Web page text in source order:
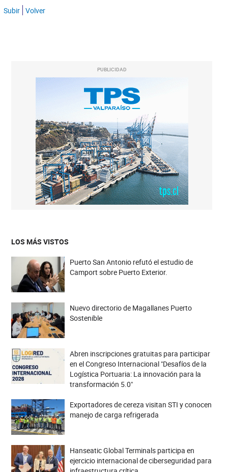
Subir Volver
PUBLICIDAD
LOS MÁS VISTOS
Puerto San Antonio refutó el estudio de
Camport sobre Puerto Exterior.
Nuevo directorio de Magallanes Puerto
Sostenible
Abren inscripciones gratuitas para participar
en el Congreso Internacional "Desafíos de la
Logística Portuaria: La innovación para la
transformación 5.0"
Exportadores de cereza visitan STI y conocen
manejo de carga refrigerada
Hanseatic Global Terminals participa en
ejercicio internacional de ciberseguridad para